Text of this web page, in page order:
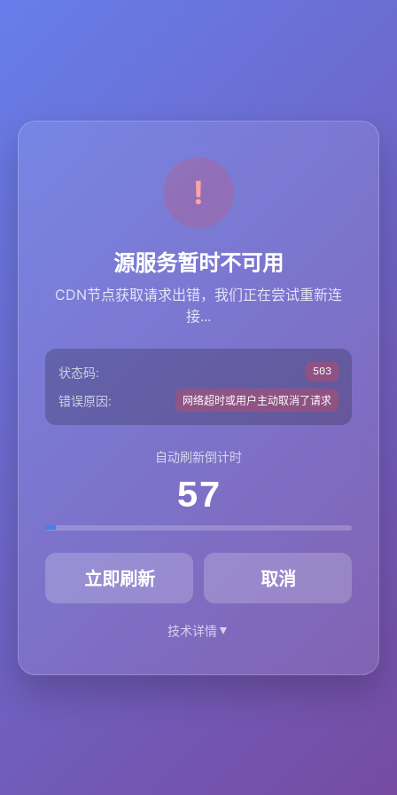
源服务暂时不可用
CDN节点获取请求出错，我们正在尝试重新连
接...
状态码: 503
错误原因: 网络超时或用户主动取消了请求
自动刷新倒计时
57
立即刷新 取消
技术详情▼